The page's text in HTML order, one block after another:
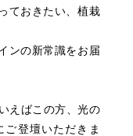
ておきたい、植栽
ンの新常識をお届
えばこの方、光の
登壇いただきま